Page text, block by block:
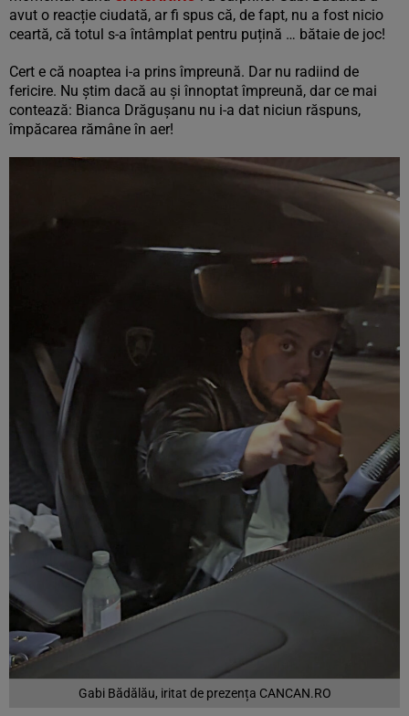
avut o reacție ciudată, ar fi spus că, de fapt, nu a fost nicio
ceartă, că totul s-a întâmplat pentru puțină … bătaie de joc!
Cert e că noaptea i-a prins împreună. Dar nu radiind de
fericire. Nu știm dacă au și înnoptat împreună, dar ce mai
contează: Bianca Drăgușanu nu i-a dat niciun răspuns,
împăcarea rămâne în aer!
Gabi Bădălău, iritat de prezența CANCAN.RO